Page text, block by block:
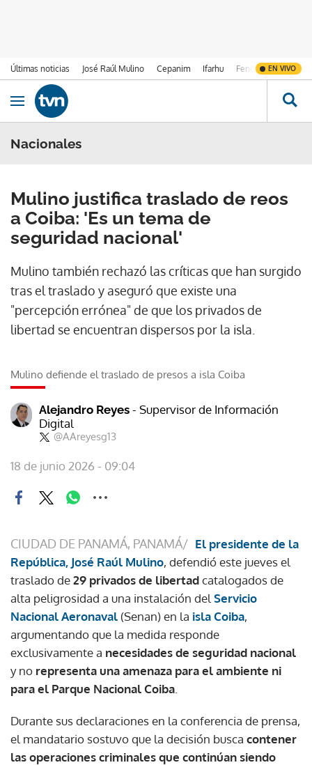
Últimas noticias José Raúl Mulino Cepanim Ifarhu Fenómeno de El
EN VIVO
Ir al contenido
Obrir navegació
Nacionales
Mulino justifica traslado de reos
a Coiba: 'Es un tema de
seguridad nacional'
Mulino también rechazó las críticas que han surgido
tras el traslado y aseguró que existe una
"percepción errónea" de que los privados de
libertad se encuentran dispersos por la isla.
Mulino defiende el traslado de presos a isla Coiba
Alejandro Reyes- Supervisor de Información
Digital
@AAreyesg13
18 de junio 2026 - 09:04
CIUDAD DE PANAMÁ, PANAMÁ/ El presidente de la
República, José Raúl Mulino, defendió este jueves el
traslado de29 privados de libertadcatalogados de
alta peligrosidad a una instalación del Servicio
Nacional Aeronaval (Senan) en la isla Coiba,
argumentando que la medida responde
exclusivamente a necesidades de seguridad nacional
y no representa una amenaza para el ambiente ni
para el Parque Nacional Coiba
Durante sus declaraciones en la conferencia de prensa,
el mandatario sostuvo que la decisión busca contener
las operaciones criminales que continúan siendo